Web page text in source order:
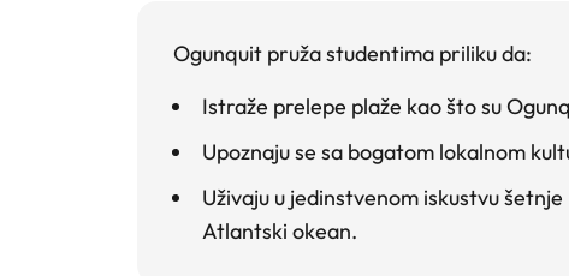
Ogunquit pruža studentima priliku da:
Istraže prelepe plaže kao što su
Upoznaju se sa bogatom lokalnom
Uživaju u jedinstvenom iskustvušetnje
Atlantski okean.